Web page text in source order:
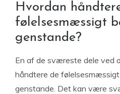
Hvordan
følelsesmæssigt
genstande?
En af de sværeste dele ved
håndtere de
genstande. Det kan være